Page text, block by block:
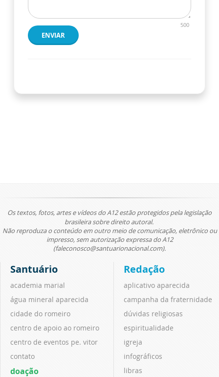
500
ENVIAR
Os textos, fotos, artes e vídeos do A12 estão protegidos pela legislação
brasileira sobre direito autoral.
Não reproduza o conteúdo em outro meio de comunicação, eletrônico ou
impresso, sem autorização expressa do A12
(faleconosco@santuarionacional.com).
Santuário
academia marial
água mineral aparecida
cidade do romeiro
centro de apoio ao romeiro
centro de eventos pe. vitor
contato
doação
Redação
aplicativo aparecida
campanha da fraternidade
dúvidas religiosas
espiritualidade
igreja
infográficos
libras